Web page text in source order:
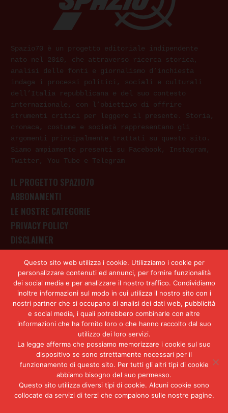
Spazio70 è un progetto editoriale indipendente
nato nel 2010, che attraverso ricerca storica,
analisi delle fonti e giornalismo d’inchiesta
indaga i processi politici, sociali e culturali
dell’Italia repubblicana e del suo contesto
internazionale, con l’obiettivo di offrire
strumenti critici per leggere il presente. Storia,
cronaca, costume e società rappresentano gli
argomenti principalmente trattati su questo sito.
Siamo ampiamente presenti su Facebook, Instagram,
Twitter, You Tube e Telegram
IL PROGETTO SPAZIO70
ABBONAMENTI
LE NOSTRE CATEGORIE
PRIVACY POLICY
DISCLAIMER
Iscriviti alla Newsletter
Il nostro lavoro richiede tempo, ricerca e
indipendenza. Sostenere Spazio70 significa
rendere possibile un’informazione che rifiuta
semplificazioni, dipendenze e scorciatoie, e
prova a leggere il presente con strumenti
Questo sito web utilizza i cookie. Utilizziamo i cookie per
personalizzare contenuti ed annunci, per fornire funzionalità
dei social media e per analizzare il nostro traffico. Condividiamo
inoltre informazioni sul modo in cui utilizza il nostro sito con i
nostri partner che si occupano di analisi dei dati web, pubblicità
e social media, i quali potrebbero combinarle con altre
informazioni che ha fornito loro o che hanno raccolto dal suo
utilizzo dei loro servizi.
La legge afferma che possiamo memorizzare i cookie sul suo
dispositivo se sono strettamente necessari per il
funzionamento di questo sito. Per tutti gli altri tipi di cookie
abbiamo bisogno del suo permesso.
Questo sito utilizza diversi tipi di cookie. Alcuni cookie sono
collocate da servizi di terzi che compaiono sulle nostre pagine.